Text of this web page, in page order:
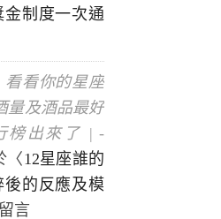
制度一次通
看看你的星座
量及酒品最好
榜出來了 | -
〈12星座誰的
的反應及模
言